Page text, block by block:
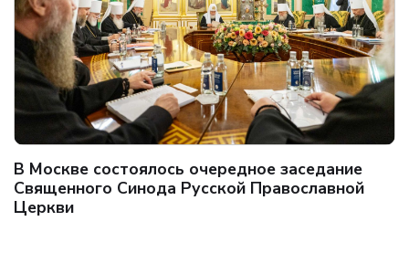
В Москве состоялось очередное заседание
Священного Синода Русской Православной
Церкви